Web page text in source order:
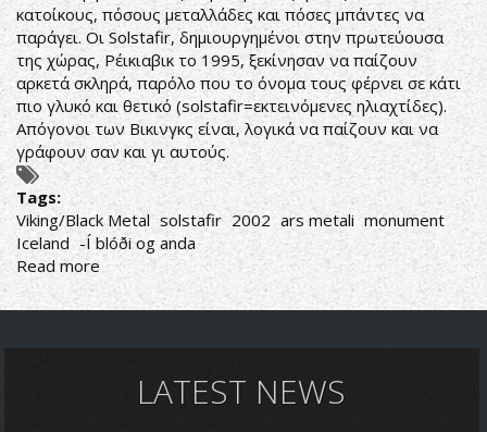
κατοίκους, πόσους μεταλλάδες και πόσες μπάντες να
παράγει. Οι Solstafir, δημιουργημένοι στην πρωτεύουσα
της χώρας, Ρέικιαβικ το 1995, ξεκίνησαν να παίζουν
αρκετά σκληρά, παρόλο που το όνομα τους φέρνει σε κάτι
πιο γλυκό και θετικό (solstafir=εκτεινόμενες ηλιαχτίδες).
Απόγονοι των Βικινγκς είναι, λογικά να παίζουν και να
γράφουν σαν και γι αυτούς.
Tags:
Viking/Black Metal solstafir 2002 ars metali monument
Iceland -Í blóði og anda
Read more about
Sólstafir-
Í
LATEST NEWS